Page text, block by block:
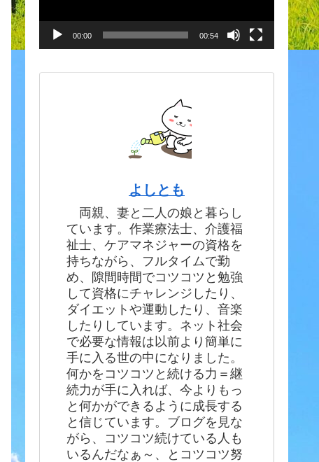
00:00 00:54
よしとも
両親、妻と二人の娘と暮らし
ています。作業療法士、介護福
祉士、ケアマネジャーの資格を
持ちながら、フルタイムで勤
め、隙間時間でコツコツと勉強
して資格にチャレンジしたり、
ダイエットや運動したり、音楽
したりしています。ネット社会
で必要な情報は以前より簡単に
手に入る世の中になりました。
何かをコツコツと続ける力＝継
続力が手に入れば、今よりもっ
と何かができるように成長する
と信じています。ブログを見な
がら、コツコツ続けている人も
いるんだなぁ～、とコツコツ努